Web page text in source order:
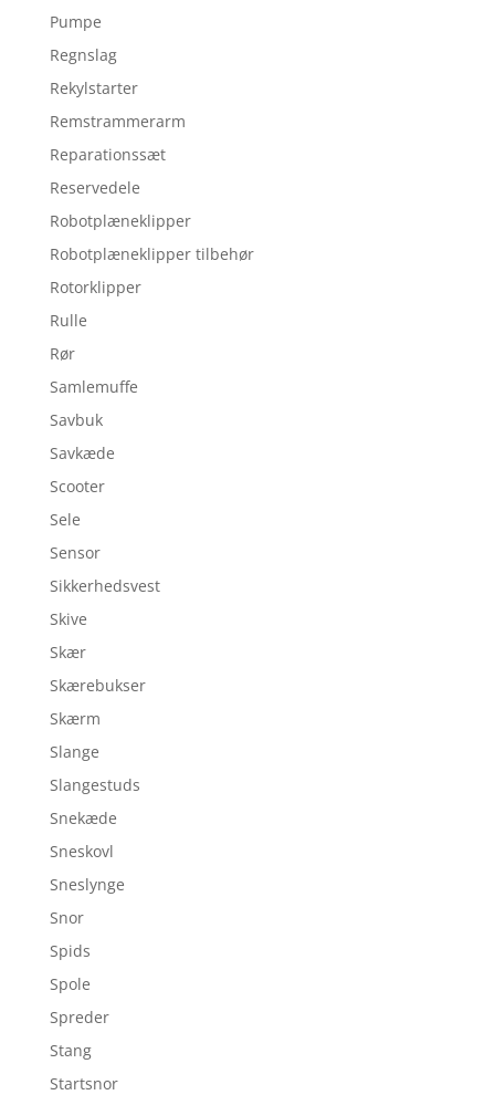
Pumpe
Regnslag
Rekylstarter
Remstrammerarm
Reparationssæt
Reservedele
Robotplæneklipper
Robotplæneklipper tilbehør
Rotorklipper
Rulle
Rør
Samlemuffe
Savbuk
Savkæde
Scooter
Sele
Sensor
Sikkerhedsvest
Skive
Skær
Skærebukser
Skærm
Slange
Slangestuds
Snekæde
Sneskovl
Sneslynge
Snor
Spids
Spole
Spreder
Stang
Startsnor